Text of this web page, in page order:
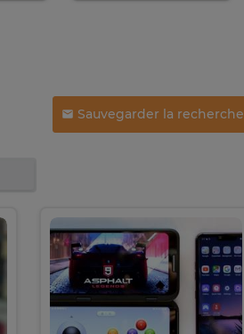
Sauvegarder la recherche